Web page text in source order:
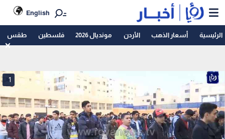
English
الرئيسية أسعار الذهب الأردن مونديال 2026 فلسطين طقس
1